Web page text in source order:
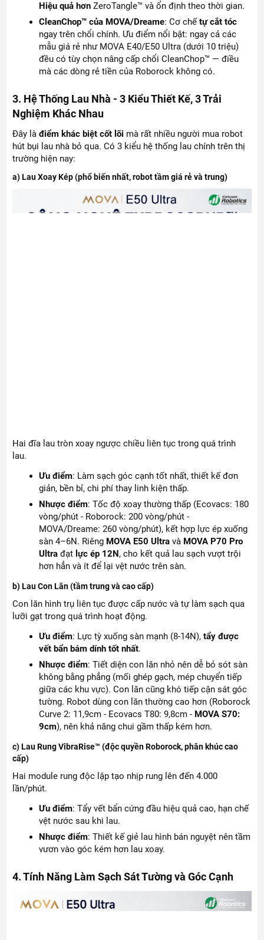
Hiệu quả hơn ZeroTangle™ và ổn định theo thời gian.
CleanChop™ của MOVA/Dreame: Cơ chếtự cắt tóc
ngay trên chổi chính. Ưu điểm nổi bật: ngay cả các
mẫu giá rẻ như MOVA E40/E50 Ultra (dưới 10 triệu)
đều có tùy chọn nâng cấp chổi CleanChop™ — điều
mà các dòng rẻ tiền của Roborock không có.
3. Hệ Thống Lau Nhà - 3 Kiểu Thiết Kế, 3 Trải
Nghiệm Khác Nhau
Đây làđiểm khác biệt cốt lõi mà rất nhiều người mua robot
hút bụi lau nhà bỏ qua. Có 3 kiểu hệ thống lau chính trên thị
trường hiện nay:
a) Lau Xoay Kép (phổ biến nhất, robot tầm giá rẻ và trung)
Hai đĩa lau tròn xoay ngược chiều liên tục trong quá trình
lau.
Ưu điểm: Làm sạch góc cạnh tốt nhất, thiết kế đơn
giản, bền bỉ, chi phí thay linh kiện thấp.
Nhược điểm: Tốc độ xoay thường thấp (Ecovacs: 180
vòng/phút - Roborock: 200 vòng/phút -
MOVA/Dreame: 260 vòng/phút), kết hợp lực ép xuống
sàn 4–6N. Riêng MOVA E50 Ultra và MOVA P70 Pro
Ultra đạt lực ép 12N, cho kết quả lau sạch vượt trội
hơn hẳn và ít để lại vệt nước trên sàn.
b) Lau Con Lăn (tầm trung và cao cấp)
Con lăn hình trụ liên tục được cấp nước và tự làm sạch qua
lưỡi gạt trong quá trình hoạt động.
Ưu điểm: Lực tỳ xuống sàn mạnh (8-14N),tẩy được
vết bẩn bám dính tốt nhất.
Nhược điểm: Tiết diện con lăn nhỏ nên dễ bỏ sót sàn
không bằng phẳng (mối ghép gạch, mép chuyển tiếp
giữa các khu vực). Con lăn cũng khó tiếp cận sát góc
tường. Robot dùng con lăn thường cao hơn (Roborock
Curve 2: 11,9cm - Ecovacs T80: 9,8cm - MOVA S70:
9cm), nên khả năng chui gầm thấp kém hơn.
c) Lau Rung VibraRise™ (độc quyền Roborock, phân khúc cao
cấp)
Hai module rung độc lập tạo nhịp rung lên đến 4.000
lần/phút.
Ưu điểm: Tẩy vết bẩn cứng đầu hiệu quả cao, hạn chế
vệt nước sau khi lau.
Nhược điểm: Thiết kế giẻ lau hình bán nguyệt nên tầm
vươn vào góc kém hơn lau xoay.
4. Tính Năng Làm Sạch Sát Tường và Góc Cạnh